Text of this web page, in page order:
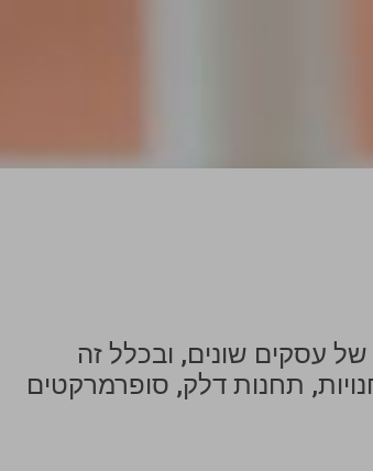
של עסקים שונים, ובכלל זה
תחנות דלק, סופרמרקטים